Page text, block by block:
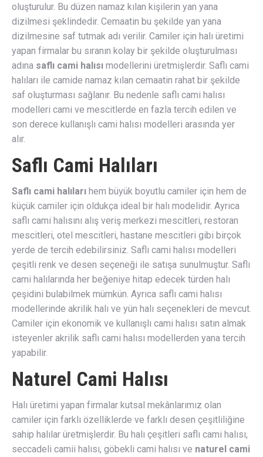
oluşturulur. Bu düzen namaz kılan kişilerin yan yana
dizilmesi şeklindedir. Cemaatin bu şekilde yan yana
dizilmesine saf tutmak adı verilir. Camiler için halı üretimi
yapan firmalar bu sıranın kolay bir şekilde oluşturulması
adına saflı cami halısı modellerini üretmişlerdir. Saflı cami
halıları ile camide namaz kılan cemaatin rahat bir şekilde
saf oluşturması sağlanır. Bu nedenle saflı cami halısı
modelleri cami ve mescitlerde en fazla tercih edilen ve
son derece kullanışlı cami halısı modelleri arasında yer
alır.
Saflı Cami Halıları
Saflı cami halıları hem büyük boyutlu camiler için hem de
küçük camiler için oldukça ideal bir halı modelidir. Ayrıca
saflı cami halısını alış veriş merkezi mescitleri, restoran
mescitleri, otel mescitleri, hastane mescitleri gibi birçok
yerde de tercih edebilirsiniz. Saflı cami halısı modelleri
çeşitli renk ve desen seçeneği ile satışa sunulmuştur. Saflı
cami halılarında her beğeniye hitap edecek türden halı
çeşidini bulabilmek mümkün. Ayrıca saflı cami halısı
modellerinde akrilik halı ve yün halı seçenekleri de mevcut.
Camiler için ekonomik ve kullanışlı cami halısı satın almak
isteyenler akrilik saflı cami halısı modellerden yana tercih
yapabilir.
Naturel Cami Halısı
Halı üretimi yapan firmalar kutsal mekânlarımız olan
camiler için farklı özelliklerde ve farklı desen çeşitliliğine
sahip halılar üretmişlerdir. Bu halı çeşitleri saflı cami halısı,
seccadeli camii halısı, göbekli cami halısı ve naturel cami